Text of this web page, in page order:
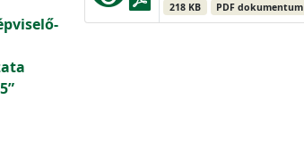
218 KB PDF dokumentum